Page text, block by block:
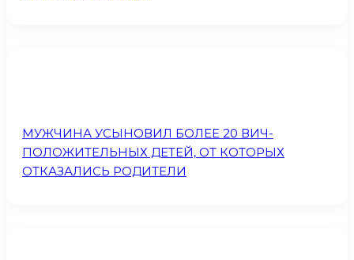
МУЖЧИНА УСЫНОВИЛ БОЛЕЕ 20 ВИЧ-
ПОЛОЖИТЕЛЬНЫХ ДЕТЕЙ, ОТ КОТОРЫХ
ОТКАЗАЛИСЬ РОДИТЕЛИ